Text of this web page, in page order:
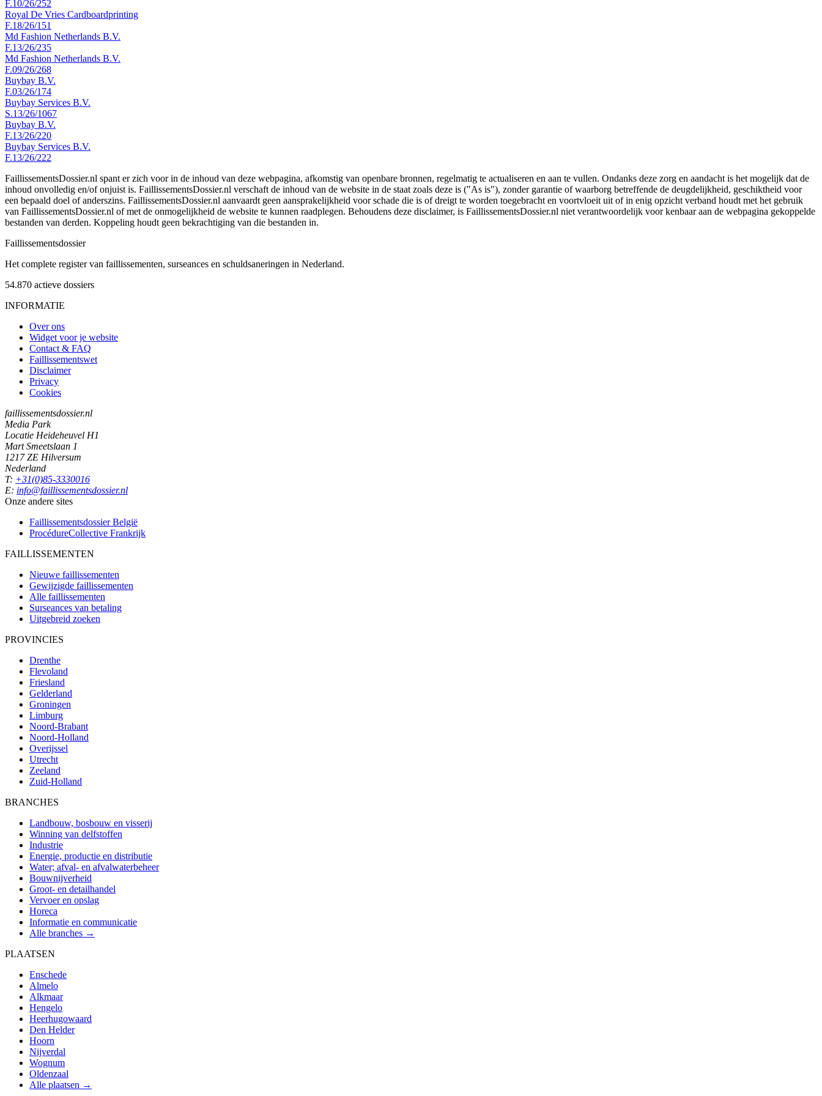
F.10/26/252
Royal De Vries Cardboardprinting
F.18/26/151
Md Fashion Netherlands B.V.
F.13/26/235
Md Fashion Netherlands B.V.
F.09/26/268
Buybay B.V.
F.03/26/174
Buybay Services B.V.
S.13/26/1067
Buybay B.V.
F.13/26/220
Buybay Services B.V.
F.13/26/222
FaillissementsDossier.nl spant er zich voor in de inhoud van deze webpagina, afkomstig van openbare bronnen, regelmatig te actualiseren en aan te vullen. Ondanks deze zorg en aandacht is het mogelijk dat de
inhoud onvolledig en/of onjuist is. FaillissementsDossier.nl verschaft de inhoud van de website in de staat zoals deze is ("As is"), zonder garantie of waarborg betreffende de deugdelijkheid, geschiktheid voor
een bepaald doel of anderszins. FaillissementsDossier.nl aanvaardt geen aansprakelijkheid voor schade die is of dreigt te worden toegebracht en voortvloeit uit of in enig opzicht verband houdt met het gebruik
van FaillissementsDossier.nl of met de onmogelijkheid de website te kunnen raadplegen. Behoudens deze disclaimer, is FaillissementsDossier.nl niet verantwoordelijk voor kenbaar aan de webpagina gekoppelde
bestanden van derden. Koppeling houdt geen bekrachtiging van die bestanden in.
Faillissementsdossier
Het complete register van faillissementen, surseances en schuldsaneringen in Nederland.
54.870 actieve dossiers
INFORMATIE
Over ons
Widget voor je website
Contact & FAQ
Faillissementswet
Disclaimer
Privacy
Cookies
faillissementsdossier.nl
Media Park
Locatie Heideheuvel H1
Mart Smeetslaan 1
1217 ZE Hilversum
Nederland
T: +31(0)85-3330016
E: info@faillissementsdossier.nl
Onze andere sites
Faillissementsdossier België
ProcédureCollective Frankrijk
FAILLISSEMENTEN
Nieuwe faillissementen
Gewijzigde faillissementen
Alle faillissementen
Surseances van betaling
Uitgebreid zoeken
PROVINCIES
Drenthe
Flevoland
Friesland
Gelderland
Groningen
Limburg
Noord-Brabant
Noord-Holland
Overijssel
Utrecht
Zeeland
Zuid-Holland
BRANCHES
Landbouw, bosbouw en visserij
Winning van delfstoffen
Industrie
Energie, productie en distributie
Water; afval- en afvalwaterbeheer
Bouwnijverheid
Groot- en detailhandel
Vervoer en opslag
Horeca
Informatie en communicatie
Alle branches →
PLAATSEN
Enschede
Almelo
Alkmaar
Hengelo
Heerhugowaard
Den Helder
Hoorn
Nijverdal
Wognum
Oldenzaal
Alle plaatsen →